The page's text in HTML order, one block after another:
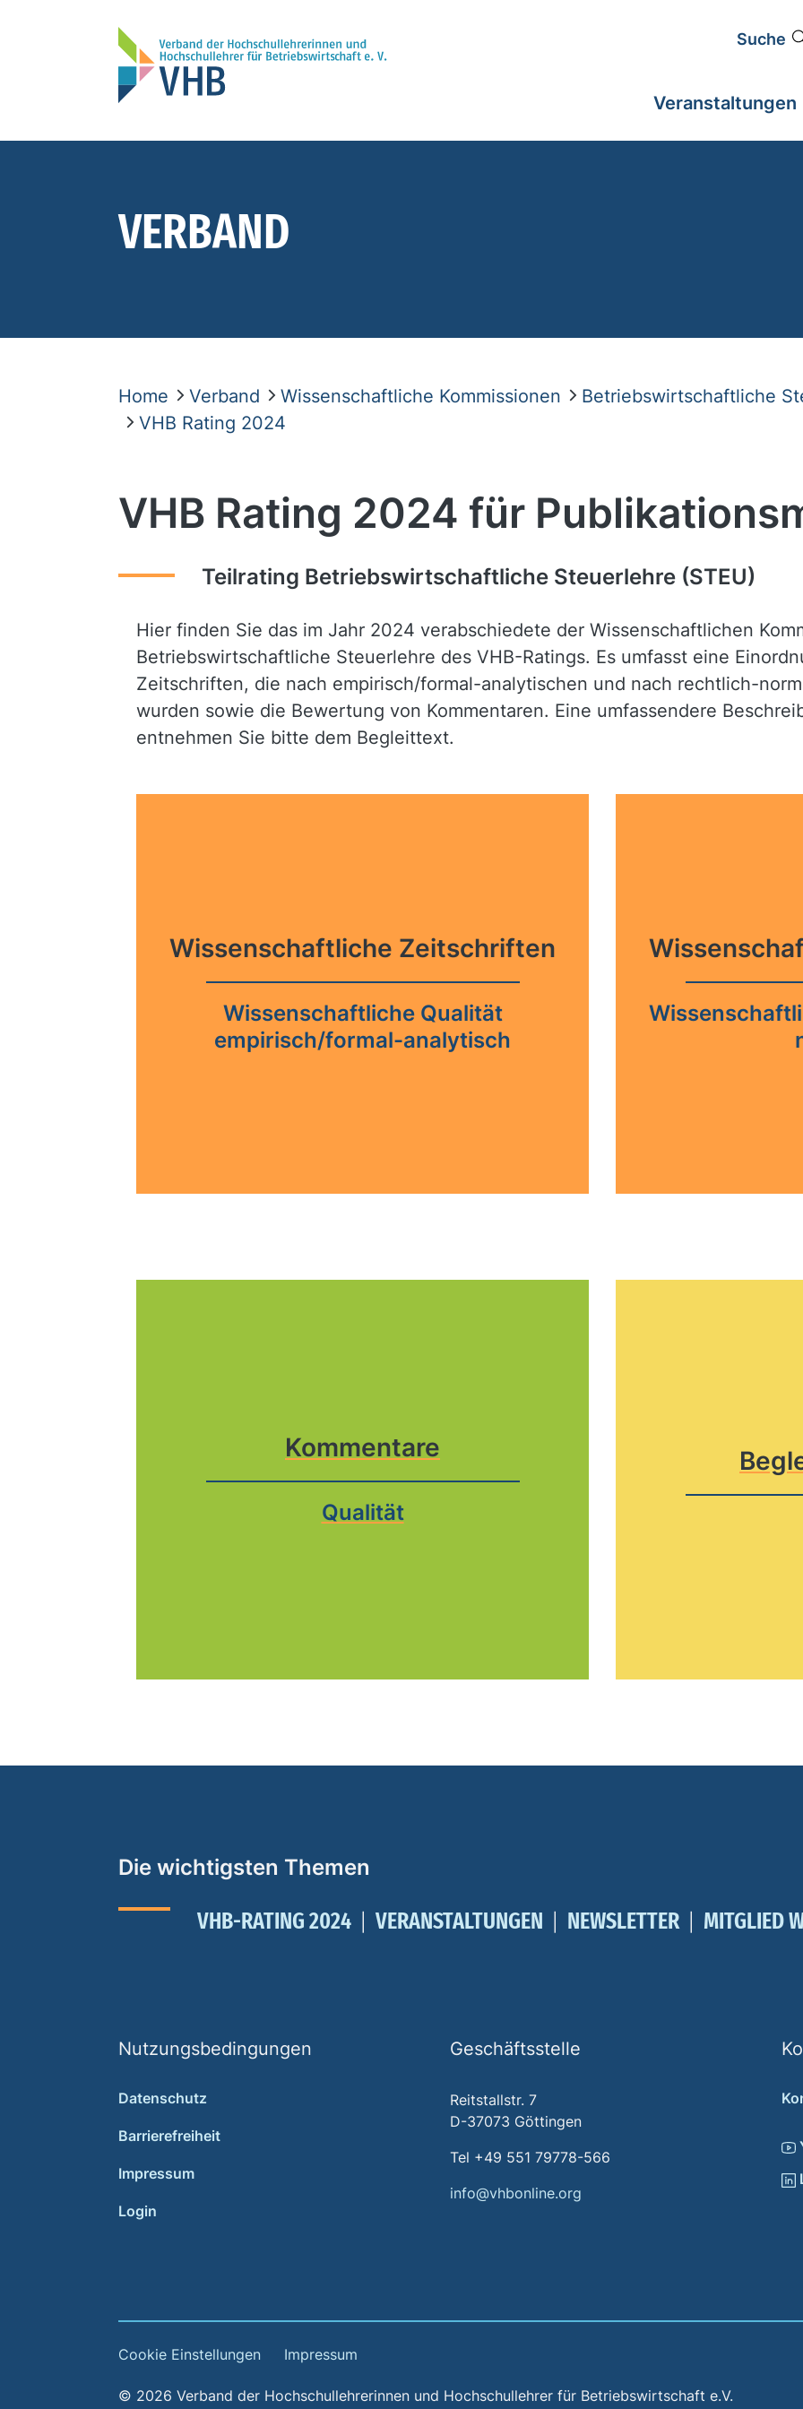
Suche
Veranstaltungen
VERBAND
Home Verband Wissenschaftliche Kommissionen
Betriebswirtschaftliche
VHB Rating 2024
VHB Rating 2024 für
Teilrating Betriebswirtschaftliche Steuerlehre (STEU)
Hier finden Sie das im Jahr 2024 verabschiedete der Wissenschaftlichen
Betriebswirtschaftliche Steuerlehre des VHB-Ratings. Es umfasst eine
Zeitschriften, die nach empirisch/formal-analytischen und nach rechtlich-
wurden sowie die Bewertung von Kommentaren. Eine umfassendere
entnehmen Sie bitte dem Begleittext.
Wissenschaftliche Zeitschriften
Wissenschaftliche Qualität
empirisch/formal-analytisch
Kommentare
Qualität
Die wichtigsten Themen
VHB-RATING 2024 VERANSTALTUNGEN NEWSLETTER MITGLIED
Nutzungsbedingungen
Datenschutz
Barrierefreiheit
Impressum
Login
Geschäftsstelle
Reitstallstr. 7
D-37073 Göttingen
Tel +49 551 79778-566
info@vhbonline.org
Cookie Einstellungen Impressum
© 2026 Verband der Hochschullehrerinnen und Hochschullehrer für Betriebswirtschaft e.V.